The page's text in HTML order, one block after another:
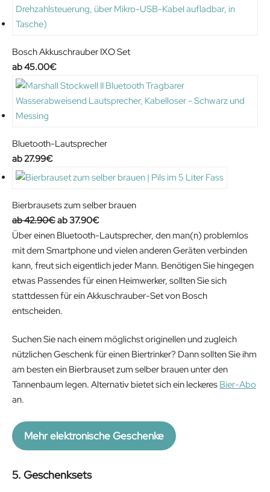
Bosch Akkuschrauber IXO Set
45.00€
Bluetooth-Lautsprecher
27.99€
Bierbrausets zum selber brauen
42.90€O
r
i
g
i
n
a
p
r
i
c
a
4
37.90€C
u
r
r
e
n
r
i
c
e
:
Über einen Bluetooth-Lautsprecher, den man(n) problemlos
mit dem Smartphone und vielen anderen Geräten verbinden
kann, freut sich eigentlich jeder Mann. Benötigen Sie hingegen
etwas Passendes für einen Heimwerker, sollten Sie sich
stattdessen für ein Akkuschrauber-Set von Bosch
entscheiden.
Suchen Sie nach einem möglichst originellen und zugleich
nützlichen Geschenk für einen Biertrinker? Dann sollten Sie ihm
am besten ein Bierbrauset zum selber brauen unter den
Tannenbaum legen. Alternativ bietet sich ein leckeres Bier-Abo
an.
Mehr elektronische Geschenke
5. Geschenksets